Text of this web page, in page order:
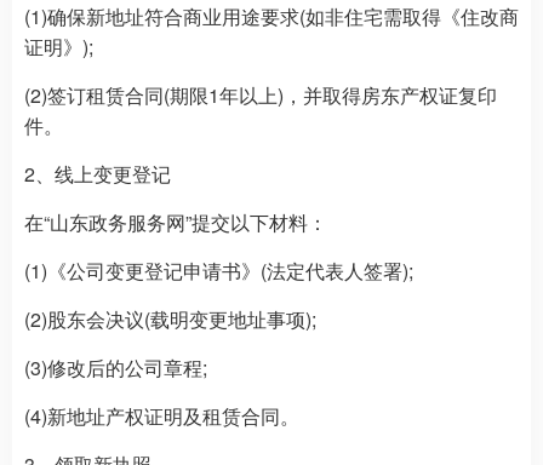
(1)确保新地址符合商业用途要求(如非住宅需取得《住改商
证明》);
(2)签订租赁合同(期限1年以上)，并取得房东产权证复印
件。
2、线上变更登记
在“山东政务服务网”提交以下材料：
(1)《公司变更登记申请书》(法定代表人签署);
(2)股东会决议(载明变更地址事项);
(3)修改后的公司章程;
(4)新地址产权证明及租赁合同。